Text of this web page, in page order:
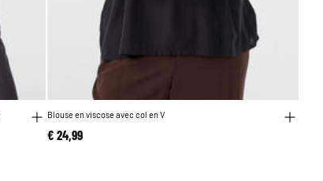
Blouse en viscose avec col en V
€ 24,99